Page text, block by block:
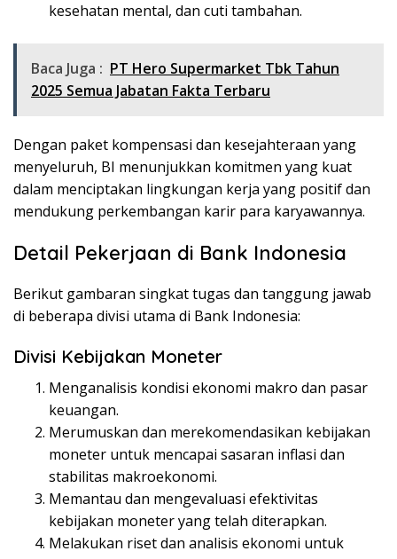
kesehatan mental, dan cuti tambahan.
Baca Juga : PT Hero Supermarket Tbk Tahun
2025 Semua Jabatan Fakta Terbaru
Dengan paket kompensasi dan kesejahteraan yang
menyeluruh, BI menunjukkan komitmen yang kuat
dalam menciptakan lingkungan kerja yang positif dan
mendukung perkembangan karir para karyawannya.
Detail Pekerjaan di Bank Indonesia
Berikut gambaran singkat tugas dan tanggung jawab
di beberapa divisi utama di Bank Indonesia:
Divisi Kebijakan Moneter
Menganalisis kondisi ekonomi makro dan pasar
keuangan.
Merumuskan dan merekomendasikan kebijakan
moneter untuk mencapai sasaran inflasi dan
stabilitas makroekonomi.
Memantau dan mengevaluasi efektivitas
kebijakan moneter yang telah diterapkan.
Melakukan riset dan analisis ekonomi untuk